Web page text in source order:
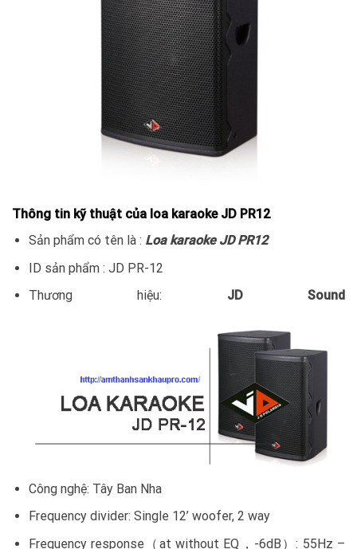
Thông tin kỹ thuật của loa karaoke JD PR12
Sản phẩm có tên là : Loa karaoke JD PR12
ID sản phẩm : JD PR-12
Thương hiệu: JD Sound
Công nghệ: Tây Ban Nha
Frequency divider: Single 12’ woofer, 2 way
Frequency response（at without EQ，-6dB）: 55Hz –